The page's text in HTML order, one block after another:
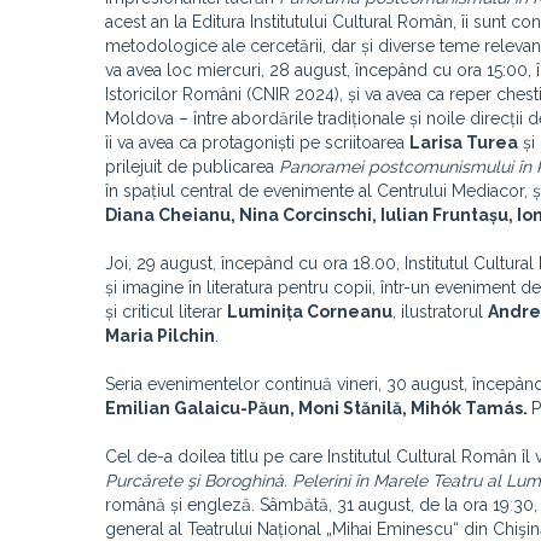
acest an la Editura Institutului Cultural Român, îi sunt
metodologice ale cercetării, dar și diverse teme
va avea loc miercuri, 28 august, începând cu ora
Istoricilor Români (CNIR 2024), și va avea ca reper
Moldova – între abordările tradiționale și noile direcții
îi va avea ca protagoniști pe scriitoarea Larisa Turea și
prilejuit de publicarea Panoramei postcomunismului în
în spațiul central de evenimente al Centrului Mediacor,
Diana Cheianu, Nina Corcinschi, Iulian Fruntașu,
Joi, 29 august, începând cu ora 18.00, Institutul
și imagine în literatura pentru copii, într-un eveniment
și criticul literar Luminița Corneanu , ilustratorul
Maria Pilchin
Seria evenimentelor continuă vineri, 30 august,
Emilian Galaicu-Păun, Moni Stănilă, Mihók Tamás.
Cel de-a doilea titlu pe care Institutul Cultural Român îl
Purcărete şi Boroghină. Pelerini în Marele Teatru al
română și engleză. Sâmbătă, 31 august, de la ora 19:
general al Teatrului Național „Mihai Eminescu“ din